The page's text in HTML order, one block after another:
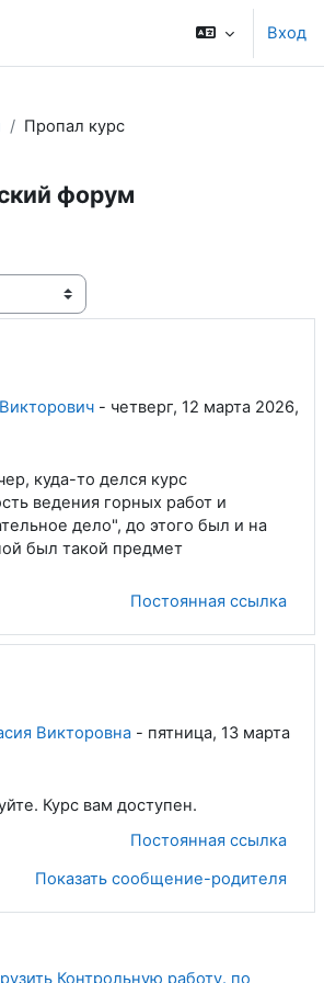
Вход
Пропал курс
форум
- четверг, 12 марта 2026,
1
куда-то делся курс
ведения горных работ и
дело", до этого был и на
был такой предмет
Постоянная ссылка
Игорь Викторович
Викторовна- пятница, 13 марта
Курс вам доступен.
Постоянная ссылка
Показать сообщение-родителя
Контрольную работу. по